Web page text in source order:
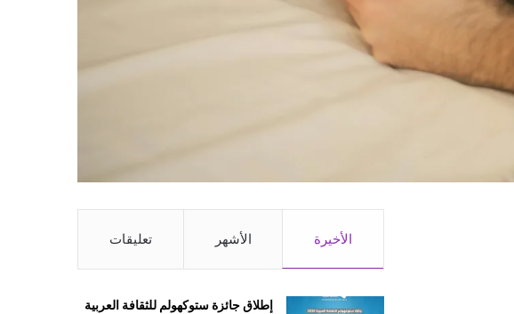
الأخيرة الأشهر تعليقات
إطلاق جائزة ستوكهولم للثقافة العربية